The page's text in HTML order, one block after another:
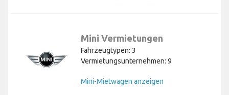
Mini Vermietungen
Fahrzeugtypen: 3
Vermietungsunternehmen: 9
Mini-Mietwagen anzeigen